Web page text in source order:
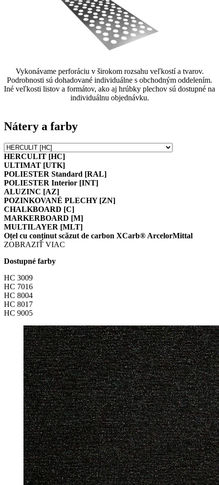
Vykonávame perforáciu v širokom rozsahu veľkostí a tvarov.
Podrobnosti sú dohadované individuálne s obchodným oddelením.
Iné veľkosti listov a formátov, ako aj hrúbky plechov sú dostupné na
individuálnu objednávku.
Nátery a farby
HERCULIT [HC]
ULTIMAT [UTK]
POLIESTER Standard [RAL]
POLIESTER Interior [INT]
ALUZINC [AZ]
POZINKOVANÉ PLECHY [ZN]
CHALKBOARD [C]
MARKERBOARD [M]
MULTILAYER [MLT]
Oțel cu conținut scăzut de carbon XCarb® ArcelorMittal
ZOBRAZIŤ VIAC
Dostupné farby
HC 3009
HC 7016
HC 8004
HC 8017
HC 9005